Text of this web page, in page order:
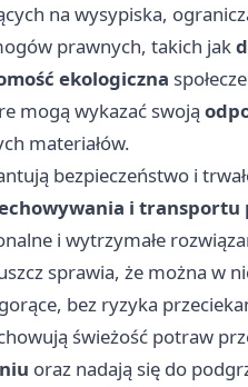
na wysypiska,
prawnych, takich jak
ekologiczna
mogą wykazać swoją
materiałów.
bezpieczeństwo i
i transportu
i wytrzymałe
sprawia, że można w
bez ryzyka
świeżość potraw
oraz nadają się do